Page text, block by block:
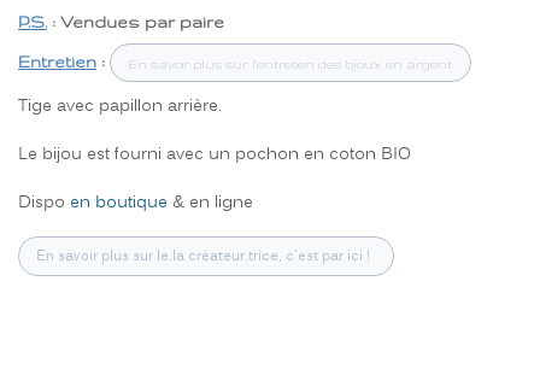
P.S. : Vendues par paire
Entretien : En savoir plus sur l'entretien des bjoux en argent
Tige avec papillon arrière.
Le bijou est fourni avec un pochon en coton BIO
Dispo en boutique & en ligne
En savoir plus sur le.la créateur.trice, c'est par ici !